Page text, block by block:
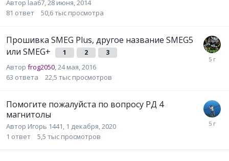
Автор laa67,28 июня, 2014
81 ответ 50,6 тыс просмотра
Прошивка SMEG Plus, другое название SMEG5
или SMEG+
1 2 3
Автор frog2050,24 мая, 2016
63 ответа 22,5 тыс просмотров
Помогите пожалуйста по вопросу РД 4
магнитолы
Автор Игорь 1441, 1 декабря, 2020
1 ответ 5,5 тыс просмотров